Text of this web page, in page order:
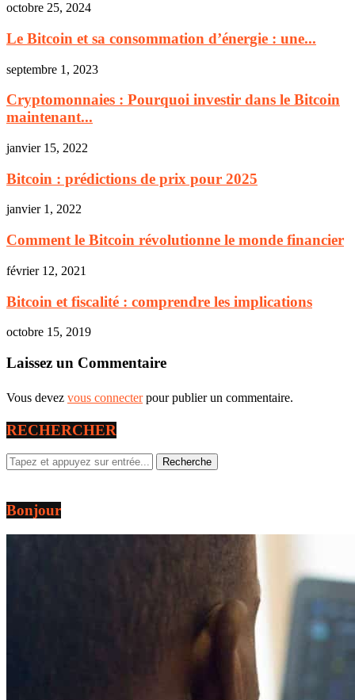
octobre 25, 2024
Le Bitcoin et sa consommation d’énergie : une...
septembre 1, 2023
Cryptomonnaies : Pourquoi investir dans le Bitcoin
maintenant...
janvier 15, 2022
Bitcoin : prédictions de prix pour 2025
janvier 1, 2022
Comment le Bitcoin révolutionne le monde financier
février 12, 2021
Bitcoin et fiscalité : comprendre les implications
octobre 15, 2019
Laissez un Commentaire
Vous devez vous connecterpour publier un commentaire.
RECHERCHER
Bonjour